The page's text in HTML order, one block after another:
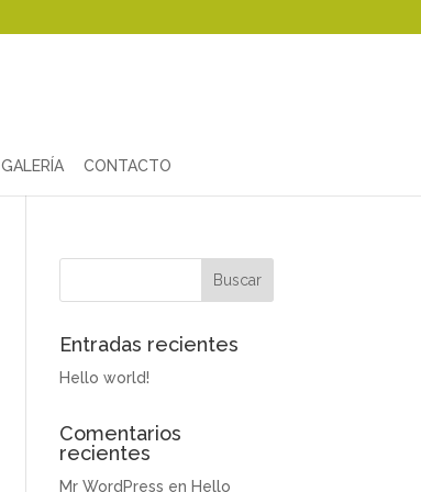
GALERÍA CONTACTO
Entradas recientes
Hello world!
Comentarios
recientes
Mr WordPress en Hello